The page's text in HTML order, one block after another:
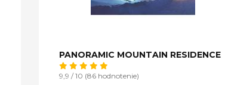
PANORAMIC MOUNTAIN RESIDENCE
9,9 / 10 (86 hodnotenie)